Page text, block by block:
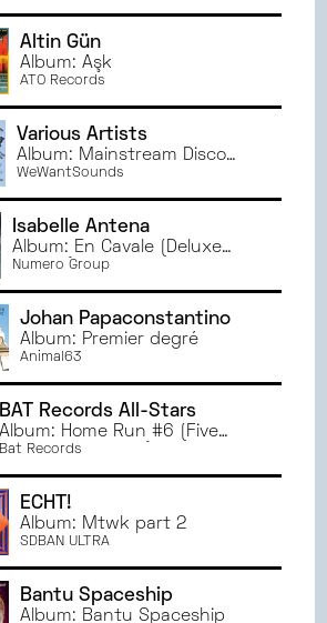
Altin Gün
Album: Aşk
ATO Records
Various Artists
Album: Mainstream Disco
Funk
WeWantSounds
Isabelle Antena
Album: En Cavale (Deluxe
Edition)
Numero Group
Johan Papaconstantino
Album: Premier degré
Animal63
BAT Records All-Stars
Album: Home Run #6 (Five
Years of Hard Mix)
Bat Records
ECHT!
Album: Mtwk part 2
SDBAN ULTRA
Bantu Spaceship
Album: Bantu Spaceship